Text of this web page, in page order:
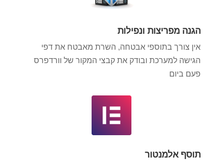
הגנה מפריצות ונפילות
אין צורך בתוספי אבטחה, השרת מאבטח את דפי
הגישה למערכת ובודק את קבצי המקור של וורדפרס
פעם ביום
תוסף אלמנטור